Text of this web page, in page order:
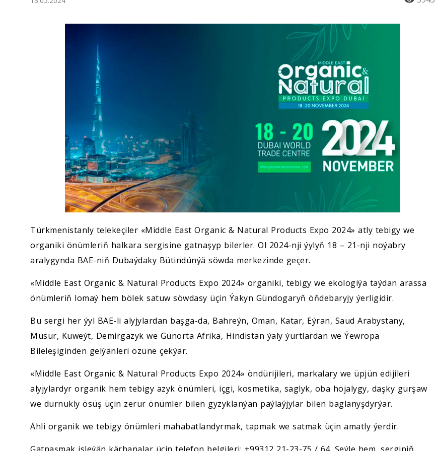
Türkmenistanly telekeçiler «Middle East Organic & Natural Products Expo 2024» atly tebigy we
organiki önümleriň halkara sergisine gatnaşyp bilerler. Ol 2024-nji ýylyň 18 – 21-nji noýabry
aralygynda BAE-niň Dubaýdaky Bütindünýä söwda merkezinde geçer.
«Middle East Organic & Natural Products Expo 2024» organiki, tebigy we ekologiýa taýdan arassa
önümleriň lomaý hem bölek satuw söwdasy üçin Ýakyn Gündogaryň öňdebaryjy ýerligidir.
Bu sergi her ýyl BAE-li alyjylardan başga-da, Bahreýn, Oman, Katar, Eýran, Saud Arabystany,
Müsür, Kuweýt, Demirgazyk we Günorta Afrika, Hindistan ýaly ýurtlardan we Ýewropa
Bileleşiginden gelýänleri özüne çekýär.
«Middle East Organic & Natural Products Expo 2024» öndürijileri, markalary we üpjün edijileri
alyjylardyr organik hem tebigy azyk önümleri, içgi, kosmetika, saglyk, oba hojalygy, daşky gurşaw
we durnukly ösüş üçin zerur önümler bilen gyzyklanýan paýlaýjylar bilen baglanyşdyrýar.
Ähli organik we tebigy önümleri mahabatlandyrmak, tapmak we satmak üçin amatly ýerdir.